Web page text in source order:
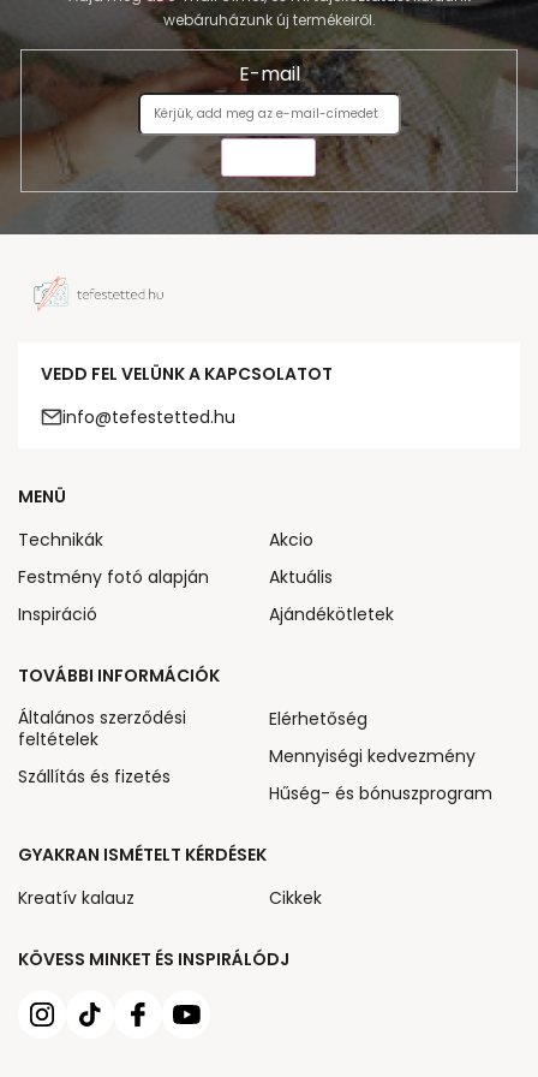
webáruházunk új termékeiről.
E-mail
VEDD FEL VELÜNK A KAPCSOLATOT
info@tefestetted.hu
KÖVESS MINKET ÉS INSPIRÁLÓDJ
MENÜ
Technikák
Festmény fotó alapján
Inspiráció
Akcio
Aktuális
Ajándékötletek
TOVÁBBI INFORMÁCIÓK
Általános szerződési
feltételek
Szállítás és fizetés
Elérhetőség
Mennyiségi kedvezmény
Hűség- és bónuszprogram
GYAKRAN ISMÉTELT KÉRDÉSEK
Kreatív kalauz
Cikkek